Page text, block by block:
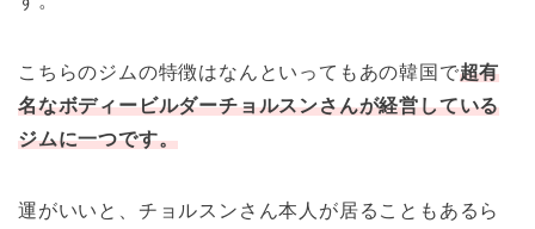
こちらのジムの特徴はなんといってもあの韓国で超有
名なボディービルダーチョルスンさんが経営している
ジムに一つです。
運がいいと、チョルスンさん本人が居ることもあるら